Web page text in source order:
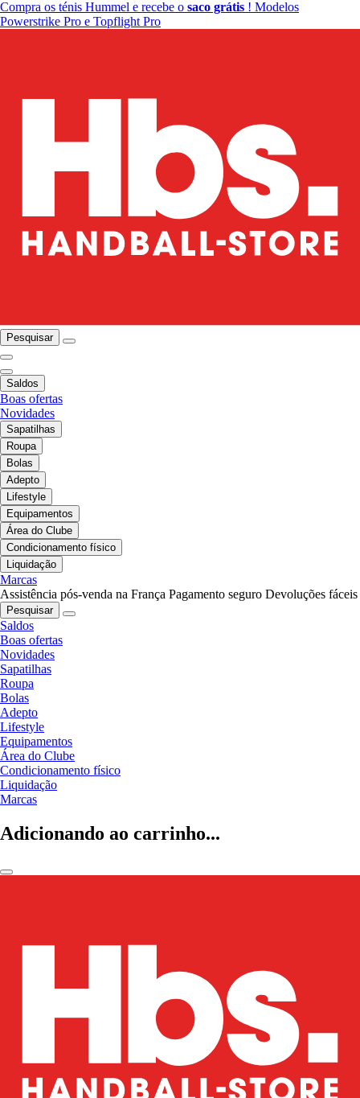
Compra os ténis Hummel e recebe o saco grátis ! Modelos
Powerstrike Pro e Topflight Pro
Pesquisar
Saldos
Boas ofertas
Novidades
Sapatilhas
Roupa
Bolas
Adepto
Lifestyle
Equipamentos
Área do Clube
Condicionamento físico
Liquidação
Marcas
Assistência pós-venda na França Pagamento seguro Devoluções fáceis
Pesquisar
Saldos
Boas ofertas
Novidades
Sapatilhas
Roupa
Bolas
Adepto
Lifestyle
Equipamentos
Área do Clube
Condicionamento físico
Liquidação
Marcas
Adicionando ao carrinho...